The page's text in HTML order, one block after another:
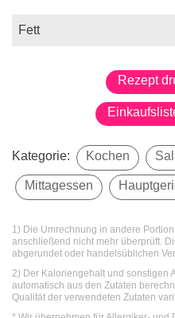
Fett
Rezept
Kategorie: Kochen
Mittagessen
1) Die Umrechnung in andere
anschließend nicht mehr überprüft.
abgerundet oder handelsüblichen
2) Der Kaloriengehalt und sonstigen
automatisch aus den Zutaten
Qualität der verwendeten Zutaten